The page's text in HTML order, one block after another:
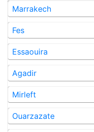
Marrakech
Fes
Essaouira
Agadir
Mirleft
Ouarzazate